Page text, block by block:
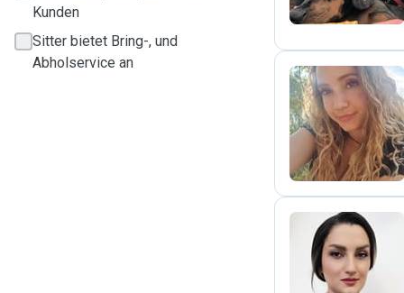
Kunden
Sitter bietet Bring-, und
Abholservice an
A
F